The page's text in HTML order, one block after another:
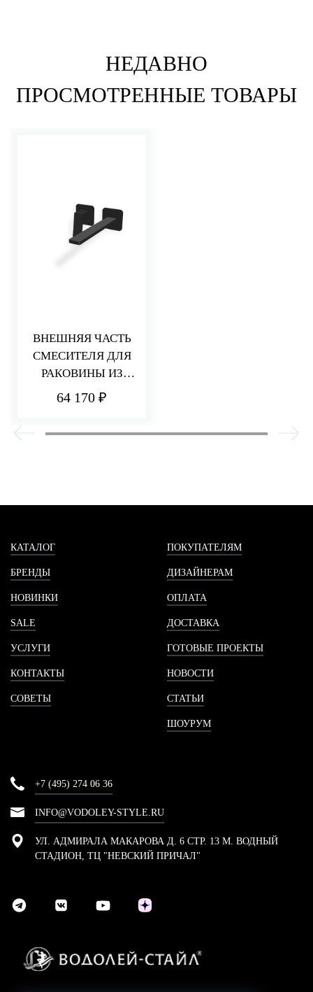
НЕДАВНО
ПРОСМОТРЕННЫЕ ТОВАРЫ
ВНЕШНЯЯ ЧАСТЬ
СМЕСИТЕЛЯ ДЛЯ
РАКОВИНЫ ИЗ
СТЕНЫ 235 ММ
64 170 ₽
КАТАЛОГ
БРЕНДЫ
НОВИНКИ
SALE
УСЛУГИ
КОНТАКТЫ
СОВЕТЫ
ПОКУПАТЕЛЯМ
ДИЗАЙНЕРАМ
ОПЛАТА
ДОСТАВКА
ГОТОВЫЕ ПРОЕКТЫ
НОВОСТИ
СТАТЬИ
ШОУРУМ
+7 (495) 274 06 36
INFO@VODOLEY-STYLE.RU
УЛ. АДМИРАЛА МАКАРОВА Д. 6 СТР. 13 М. ВОДНЫЙ
СТАДИОН, ТЦ "НЕВСКИЙ ПРИЧАЛ"